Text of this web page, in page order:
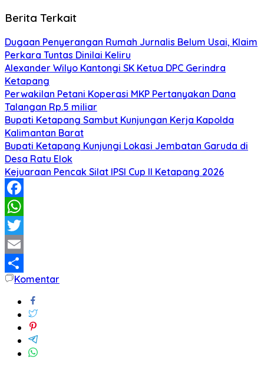
Berita Terkait
Dugaan Penyerangan Rumah Jurnalis Belum Usai, Klaim
Perkara Tuntas Dinilai Keliru
Alexander Wilyo Kantongi SK Ketua DPC Gerindra
Ketapang
Perwakilan Petani Koperasi MKP Pertanyakan Dana
Talangan Rp.5 miliar
Bupati Ketapang Sambut Kunjungan Kerja Kapolda
Kalimantan Barat
Bupati Ketapang Kunjungi Lokasi Jembatan Garuda di
Desa Ratu Elok
Kejuaraan Pencak Silat IPSI Cup II Ketapang 2026
Facebook
WhatsApp
Twitter
Email
Share
Komentar